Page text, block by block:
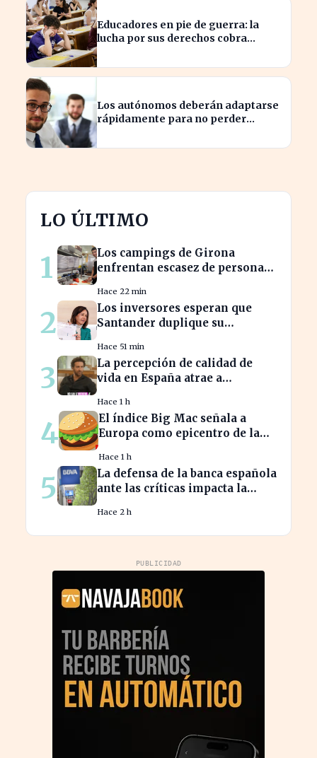
Educadores en pie de guerra: la
lucha por sus derechos cobra
Los autónomos deberán adaptarse
rápidamente para no perder
LO ÚLTIMO
1
Los campings de Girona
enfrentan escasez de personal
cubrirla
Hace 22 min
2
Los inversores esperan que
Santander duplique su
GVC Gaesco
Hace 51 min
3
La percepción de calidad de
vida en España atrae a
más altos
Hace 1 h
4
El índice Big Mac señala a
Europa como epicentro de la
Hace 1 h
5
La defensa de la banca española
ante las críticas impacta la
hipotecario
Hace 2 h
PUBLICIDAD